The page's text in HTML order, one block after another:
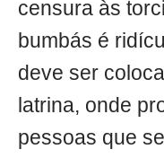
censura às
bumbás é
deve ser
latrina, onde
pessoas que